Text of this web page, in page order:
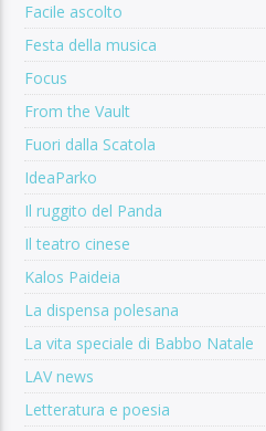
Facile ascolto
Festa della musica
Focus
From the Vault
Fuori dalla Scatola
IdeaParko
Il ruggito del Panda
Il teatro cinese
Kalos Paideia
La dispensa polesana
La vita speciale di Babbo Natale
LAV news
Letteratura e poesia